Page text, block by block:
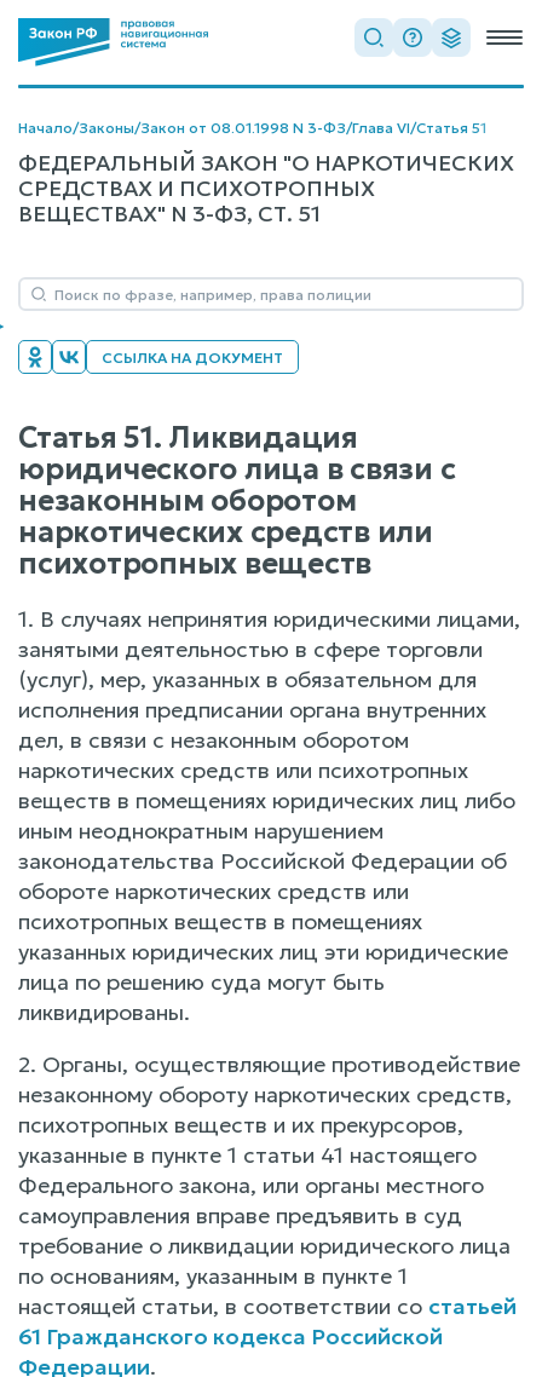
Начало/Законы/Закон от 08.01.1998 N 3-ФЗ/Глава VI/Статья 51
ФЕДЕРАЛЬНЫЙ ЗАКОН "О НАРКОТИЧЕСКИХ
СРЕДСТВАХ И ПСИХОТРОПНЫХ
ВЕЩЕСТВАХ" N 3-ФЗ, СТ. 51
ССЫЛКА НА ДОКУМЕНТ
Статья 51. Ликвидация
юридического лица в связи с
незаконным оборотом
наркотических средств или
психотропных веществ
1. В случаях непринятия юридическими лицами,
занятыми деятельностью в сфере торговли
(услуг), мер, указанных в обязательном для
исполнения предписании органа внутренних
дел, в связи с незаконным оборотом
наркотических средств или психотропных
веществ в помещениях юридических лиц либо
иным неоднократным нарушением
законодательства Российской Федерации об
обороте наркотических средств или
психотропных веществ в помещениях
указанных юридических лиц эти юридические
лица по решению суда могут быть
ликвидированы.
2. Органы, осуществляющие противодействие
незаконному обороту наркотических средств,
психотропных веществ и их прекурсоров,
указанные в пункте 1 статьи 41 настоящего
Федерального закона, или органы местного
самоуправления вправе предъявить в суд
требование о ликвидации юридического лица
по основаниям, указанным в пункте 1
настоящей статьи, в соответствии со статьей
61 Гражданского кодекса Российской
Федерации.